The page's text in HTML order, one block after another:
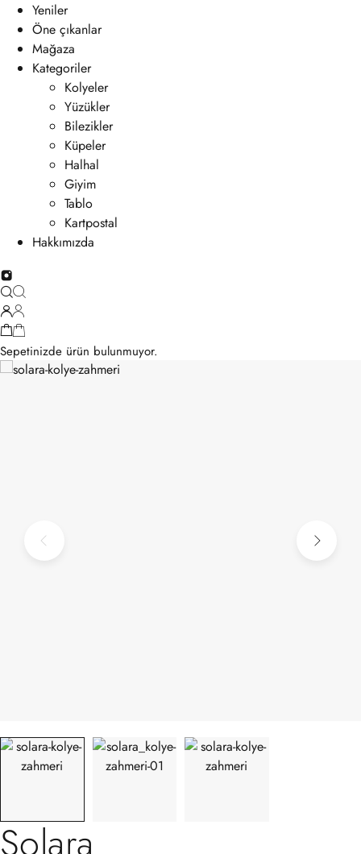
Yeniler
Öne çıkanlar
Mağaza
Kategoriler
Kolyeler
Yüzükler
Bilezikler
Küpeler
Halhal
Giyim
Tablo
Kartpostal
Hakkımızda
Sepetinizde ürün bulunmuyor.
Solara